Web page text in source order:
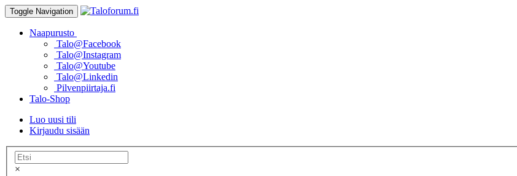
Toggle Navigation
Naapurusto
Talo@Facebook
Talo@Instagram
Talo@Youtube
Talo@Linkedin
Pilvenpiirtaja.fi
Talo-Shop
Luo uusi tili
Kirjaudu sisään
×